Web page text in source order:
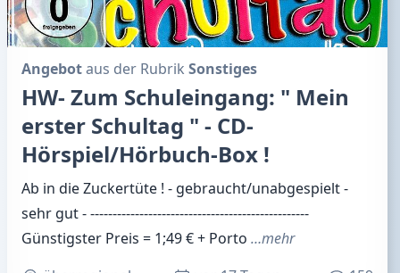
Angebotaus der Rubrik Sonstiges
HW- Zum Schuleingang: " Mein
erster Schultag " - CD-
Hörspiel/Hörbuch-Box !
Ab in die Zuckertüte ! - gebraucht/unabgespielt -
sehr gut - -------------------------------------------------
Günstigster Preis = 1;49 € + Porto …mehr